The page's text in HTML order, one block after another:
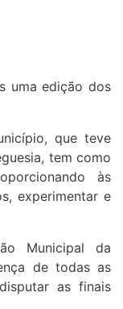
uma edição dos
que teve
tem como
às
experimentar e
Municipal da
de todas as
as finais